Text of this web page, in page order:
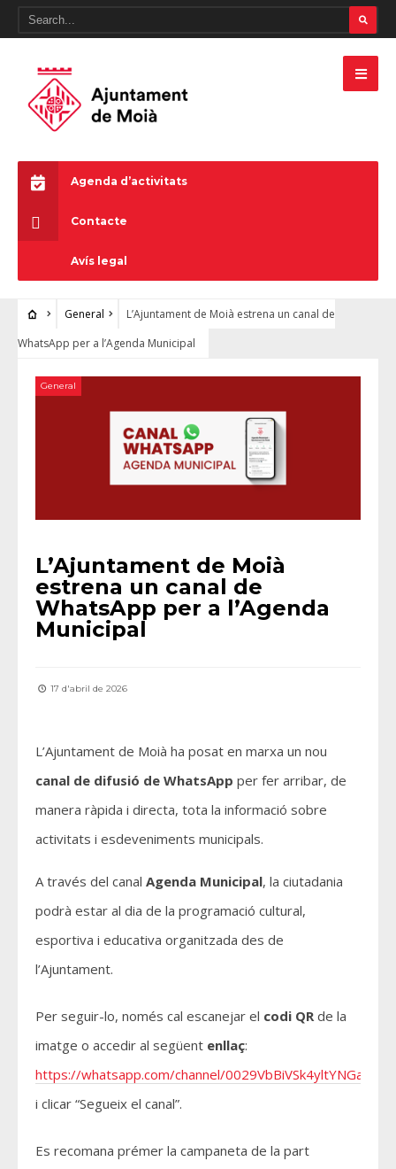
Agenda d’activitats
Contacte
Avís legal
General
L’Ajuntament de Moià estrena un canal de
WhatsApp per a l’Agenda Municipal
General
L’Ajuntament de Moià
estrena un canal de
WhatsApp per a l’Agenda
Municipal
17 d'abril de 2026
L’Ajuntament de Moià ha posat en marxa un nou
canal de difusió de WhatsApp per fer arribar, de
manera ràpida i directa, tota la informació sobre
activitats i esdeveniments municipals.
A través del canal Agenda Municipal, la ciutadania
podrà estar al dia de la programació cultural,
esportiva i educativa organitzada des de
l’Ajuntament.
Per seguir-lo, només cal escanejar el codi QR de la
imatge o accedir al següent enllaç:
https://whatsapp.com/channel/0029VbBiVSk4yltYNGaJf03N
i clicar “Segueix el canal”.
Es recomana prémer la campaneta de la part